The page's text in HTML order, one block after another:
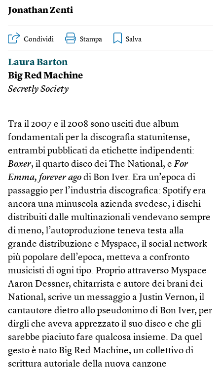
Jonathan Zenti
Condividi Stampa
Laura Barton
Big Red Machine
Secretly Society
Tra il 2007 e il 2008 sono usciti due album
fondamentali per la discografia statunitense,
entrambi pubblicati da etichette indipendenti:
Boxer, il quarto disco dei The National, e For
Emma, forever ago di Bon Iver. Era un’epoca di
passaggio per l’industria discografica: Spotify era
ancora una minuscola azienda svedese, i dischi
distribuiti dalle multinazionali vendevano sempre
di meno, l’autoproduzione teneva testa alla
grande distribuzione e My­space, il social network
più popolare dell’epoca, metteva a confronto
musicisti di ogni tipo. Proprio attraverso Myspace
Aaron Dessner, chitarrista e autore dei brani dei
National, scrive un messaggio a Justin Vernon, il
cantautore dietro allo pseudonimo di Bon Iver, per
dirgli che aveva apprezzato il suo disco e che gli
sarebbe piaciuto fare qualcosa insieme. Da quel
gesto è nato Big Red Machine, un collettivo di
scrittura autoriale della nuova canzone